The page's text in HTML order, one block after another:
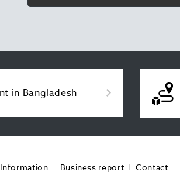
in Bangladesh
Business report Contact